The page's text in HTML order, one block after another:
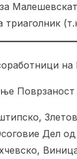
Поврзаност
Дел